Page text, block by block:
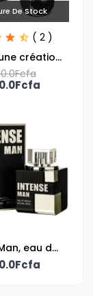
De Stock
( 2 )
création
signée
World
eau de
signée